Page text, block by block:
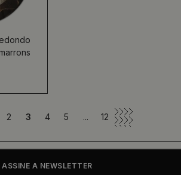
2 3 4 5 ... 12
ASSINE A NEWSLETTER